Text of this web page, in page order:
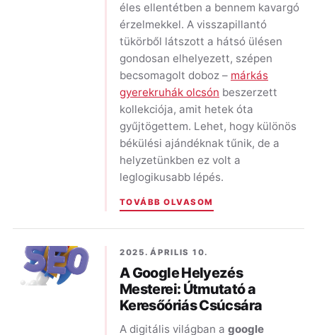
éles ellentétben a bennem kavargó
érzelmekkel. A visszapillantó
tükörből látszott a hátsó ülésen
gondosan elhelyezett, szépen
becsomagolt doboz – márkás
gyerekruhák olcsón beszerzett
kollekciója, amit hetek óta
gyűjtögettem. Lehet, hogy különös
békülési ajándéknak tűnik, de a
helyzetünkben ez volt a
leglogikusabb lépés.
TOVÁBB OLVASOM
2025. ÁPRILIS 10.
A Google Helyezés
Mesterei: Útmutató a
Keresőóriás Csúcsára
A digitális világban a google